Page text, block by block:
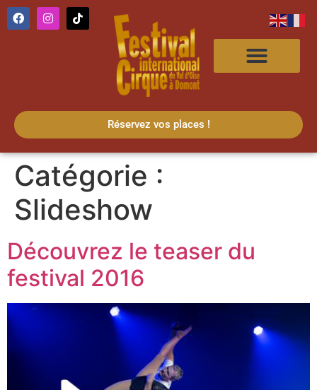
Réservez vos places !
Catégorie :
Slideshow
Découvrez le teaser du
festival 2016